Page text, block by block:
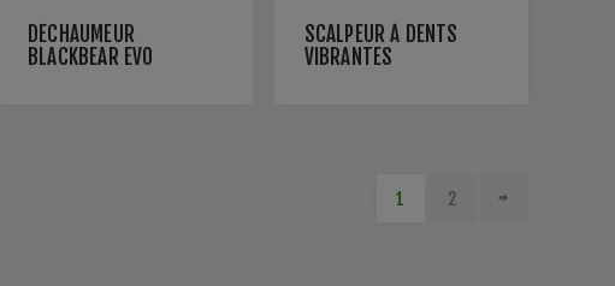
DÉCHAUMEUR
BLACKBEAR EVO
SCALPEUR À DENTS
VIBRANTES
1 2